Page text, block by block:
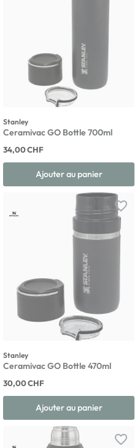
Stanley
Ceramivac GO Bottle 700ml
34,00 CHF
Ajouter au panier
favorite_border
Stanley
Ceramivac GO Bottle 470ml
30,00 CHF
Ajouter au panier
favorite_border